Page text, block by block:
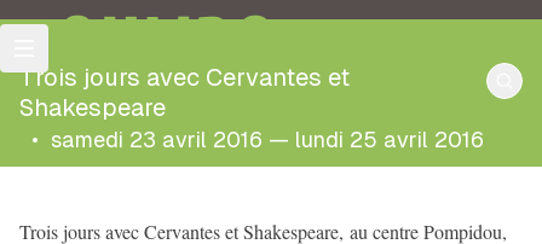
OULIPO
Trois jours avec Cervantes et
Shakespeare
• samedi 23 avril 2016 — lundi 25 avril 2016
Trois jours avec Cervantes et Shakespeare, au centre Pompidou,